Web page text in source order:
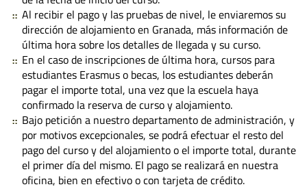
Al recibir el pago y las pruebas de nivel, le enviaremos su
dirección de alojamiento en Granada, más información de
última hora sobre los detalles de llegada y su curso.
En el caso de inscripciones de última hora, cursos para
estudiantes Erasmus o becas, los estudiantes deberán
pagar el importe total, una vez que la escuela haya
confirmado la reserva de curso y alojamiento.
Bajo petición a nuestro departamento de administración, y
por motivos excepcionales, se podrá efectuar el resto del
pago del curso y del alojamiento o el importe total, durante
el primer día del mismo. El pago se realizará en nuestra
oficina, bien en efectivo o con tarjeta de crédito.